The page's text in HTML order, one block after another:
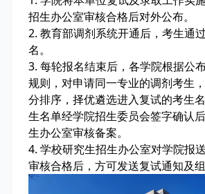
招生办公室审核合格后对外公布。
2. 教育部调剂系统开通后，考生通
名。
3. 每轮报名结束后，各学院根据公
规则，对申请同一专业的调剂考生
分排序，择优遴选进入复试的考生
生名单经学院招生委员会签字确认
生办公室审核备案。
4. 学校研究生招生办公室对学院报
审核合格后，方可发送复试通知及组